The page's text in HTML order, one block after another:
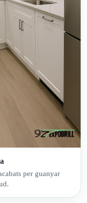
per guanyar